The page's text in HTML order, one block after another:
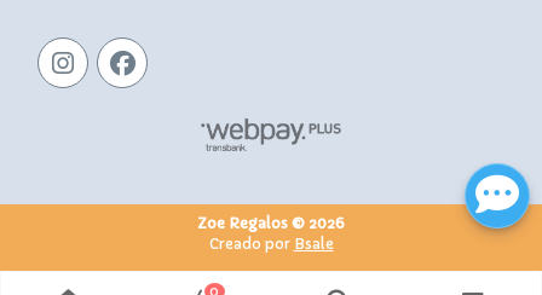
Zoe Regalos © 2026
Creado por Bsale
0